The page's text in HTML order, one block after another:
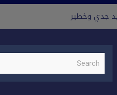
جدي وخطير
S
a